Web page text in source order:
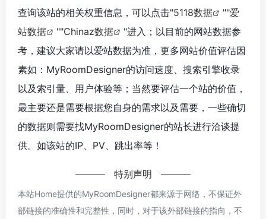
查询该站的相关权重信息，可以点击"5118数据 ""爱
站数据
""Chinaz数据
"进入；以目前的网站数据参
考，建议大家请以爱站数据为准，更多网站价值评估因
素如：MyRoomDesigner的访问速度、搜索引擎收录
以及索引量、用户体验等；当然要评估一个站的价值，
最主要还是需要根据您自身的需求以及需要，一些确切
的数据则需要找MyRoomDesigner的站长进行洽谈提
供。如该站的IP、PV、跳出率等！
特别声明
本站Home提供的MyRoomDesigner都来源于网络，不保证外
部链接的准确性和完整性，同时，对于该外部链接的指向，不